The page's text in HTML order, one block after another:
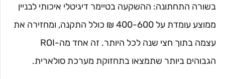
בשורה התחתונה: ההשקעה בטיימר דיגיטלי איכותי לבניין
ממוצע עומדת על 400-600 ₪ כולל התקנה, ומחזירה את
עצמה בתוך חצי שנה לכל היותר. זה אחד מה-ROI
הגבוהים ביותר שתמצאו בתחזוקת מערכת סולארית.